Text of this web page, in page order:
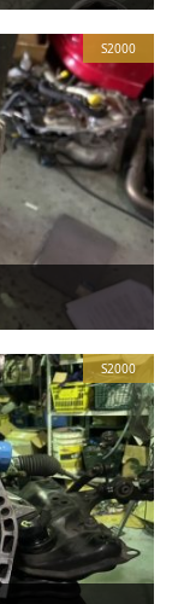
S2000
S2000